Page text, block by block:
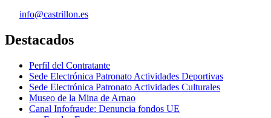
info@castrillon.es
Destacados
Perfil del Contratante
Sede Electrónica Patronato Actividades Deportivas
Sede Electrónica Patronato Actividades Culturales
Museo de la Mina de Arnao
Canal Infofraude: Denuncia fondos UE